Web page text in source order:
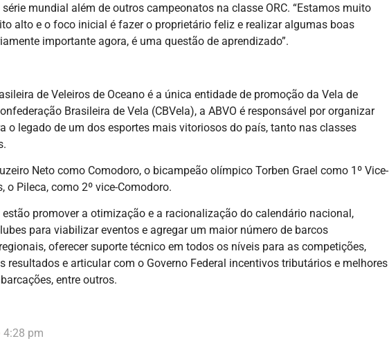
mundial além de outros campeonatos na classe ORC. “Estamos muito
alto e o foco inicial é fazer o proprietário feliz e realizar algumas boas
importante agora, é uma questão de aprendizado”.
de Veleiros de Oceano é a única entidade de promoção da Vela de
Brasileira de Vela (CBVela), a ABVO é responsável por organizar
o legado de um dos esportes mais vitoriosos do país, tanto nas classes
Neto como Comodoro, o bicampeão olímpico Torben Grael como 1º Vice-
o Pileca, como 2º vice-Comodoro.
promover a otimização e a racionalização do calendário nacional,
para viabilizar eventos e agregar um maior número de barcos
oferecer suporte técnico em todos os níveis para as competições,
e articular com o Governo Federal incentivos tributários e melhores
entre outros.
4:28 pm